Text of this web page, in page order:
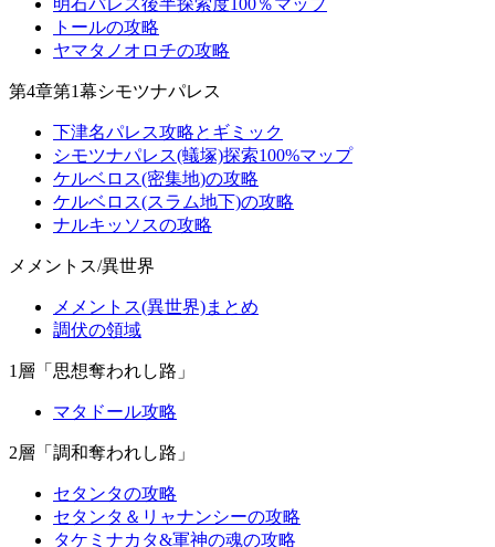
明石パレス後半探索度100％マップ
トールの攻略
ヤマタノオロチの攻略
第4章第1幕シモツナパレス
下津名パレス攻略とギミック
シモツナパレス(蟻塚)探索100%マップ
ケルベロス(密集地)の攻略
ケルベロス(スラム地下)の攻略
ナルキッソスの攻略
メメントス/異世界
メメントス(異世界)まとめ
調伏の領域
1層「思想奪われし路」
マタドール攻略
2層「調和奪われし路」
セタンタの攻略
セタンタ＆リャナンシーの攻略
タケミナカタ&軍神の魂の攻略